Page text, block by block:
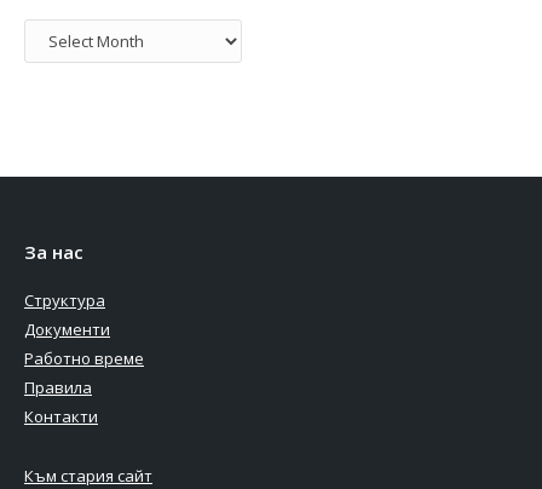
Архив
За нас
Структура
Документи
Работно време
Правила
Контакти
Към стария сайт